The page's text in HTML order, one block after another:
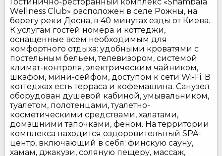
Wellness Club» расположен в селе Рожны, на
берегу реки Десна, в 40 минутах езды от Киева.
К услугам гостей номера и коттеджи,
оснащенные всем необходимым для
комфортного отдыха: удобными кроватями с
постельным бельем, телевизором, системой
климат-контроля, электрическим чайником,
шкафом, мини-сейфом, доступом к сети Wi-Fi. В
коттеджах есть терраса и кофемашина. Санузел
оборудован душевой кабиной, умывальником,
туалетом, полотенцами, туалетно-
косметическими средствами, халатами,
домашними тапочками, феном. На территории
комплекса находится оздоровительный SPA-
центр, включающий в себя: финскую сауну,
хамам, джакузи, соляную пещеру, массаж,